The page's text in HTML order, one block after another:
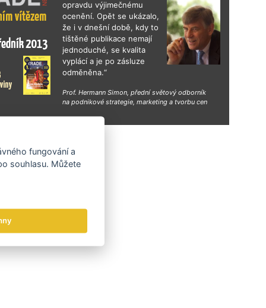
opravdu výjimečnému
ocenění. Opět se ukázalo,
že i v dnešní době, kdy to
tištěné publikace nemají
jednoduché, se kvalita
vyplácí a je po zásluze
odměněna.“
Prof. Hermann Simon, přední světový odborník
na podnikové strategie, marketing a tvorbu cen
fungování a
souhlasu. Můžete